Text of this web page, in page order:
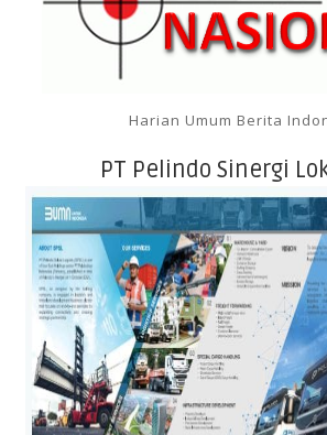
Harian Umum Berita
PT Pelindo Sinergi